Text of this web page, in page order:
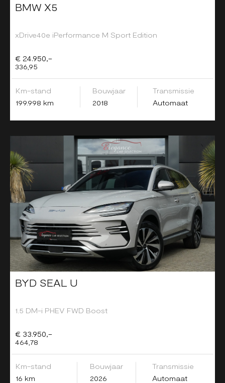
BMW X5
xDrive40e iPerformance M Sport Edition
€ 24.950,-
336,95
Km-stand
199.998 km
Bouwjaar
2018
Transmissie
Automaat
BYD SEAL U
1.5 DM-i PHEV FWD Boost
€ 33.950,-
464,78
Km-stand
16 km
Bouwjaar
2026
Transmissie
Automaat